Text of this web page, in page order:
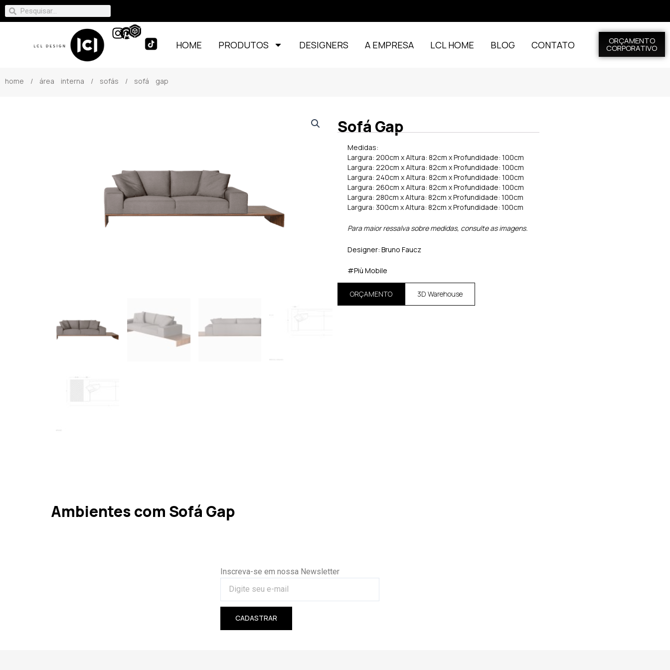
HOME PRODUTOS DESIGNERS A EMPRESA LCL HOME BLOG CONTATO ORÇAMENTO
CORPORATIVO
home / área interna / sofás / sofá gap
Sofá Gap
Medidas:
Largura: 200cm x Altura: 82cm x Profundidade: 100cm
Largura: 220cm x Altura: 82cm x Profundidade: 100cm
Largura: 240cm x Altura: 82cm x Profundidade: 100cm
Largura: 260cm x Altura: 82cm x Profundidade: 100cm
Largura: 280cm x Altura: 82cm x Profundidade: 100cm
Largura: 300cm x Altura: 82cm x Profundidade: 100cm
Para maior ressalva sobre medidas, consulte as imagens.
Designer: Bruno Faucz
#Più Mobile
ORÇAMENTO 3D Warehouse
Ambientes com Sofá Gap
Inscreva-se em nossa Newsletter
CADASTRAR